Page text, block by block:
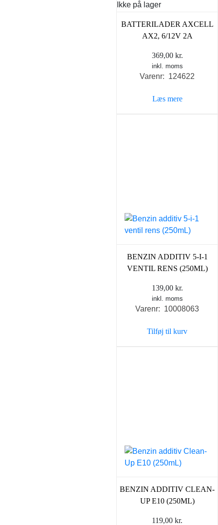
Ikke på lager
BATTERILADER AXCELL
AX2, 6/12V 2A
369,00 kr.
inkl. moms
Varenr: 124622
Læs mere
BENZIN ADDITIV 5-I-1
VENTIL RENS (250ML)
139,00 kr.
inkl. moms
Varenr: 10008063
Tilføj til kurv
BENZIN ADDITIV CLEAN-
UP E10 (250ML)
119,00 kr.